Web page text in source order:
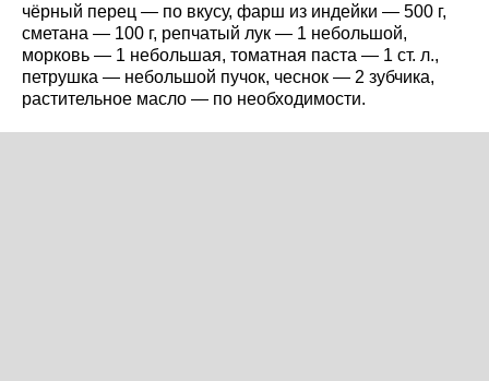
чёрный перец — по вкусу, фарш из индейки — 500 г,
сметана — 100 г, репчатый лук — 1 небольшой,
морковь — 1 небольшая, томатная паста — 1 ст. л.,
петрушка — небольшой пучок, чеснок — 2 зубчика,
растительное масло — по необходимости.